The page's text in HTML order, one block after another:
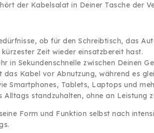
der Kabelsalat in Deiner Tasche der
ob für den Schreibtisch, das
Zeit wieder einsatzbereit hast.
in Sekundenschnelle zwischen Deinen
Kabel vor Abnutzung, während es
Smartphones, Tablets, Laptops und
standzuhalten, ohne an Leistung
Form und Funktion selbst nach